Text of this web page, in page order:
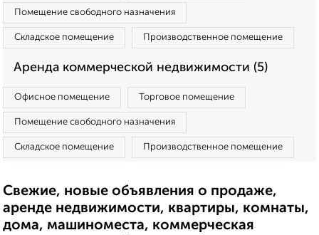
Помещение свободного назначения
Складское помещение Производственное помещение
Аренда коммерческой недвижимости (5)
Офисное помещение Торговое помещение
Помещение свободного назначения
Складское помещение Производственное помещение
Свежие, новые объявления о продаже,
аренде недвижимости, квартиры, комнаты,
дома, машиноместа, коммерческая